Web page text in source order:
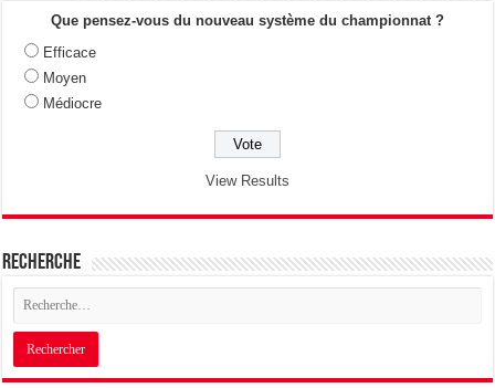
Que pensez-vous du nouveau système du championnat ?
Efficace
Moyen
Médiocre
View Results
Recherche